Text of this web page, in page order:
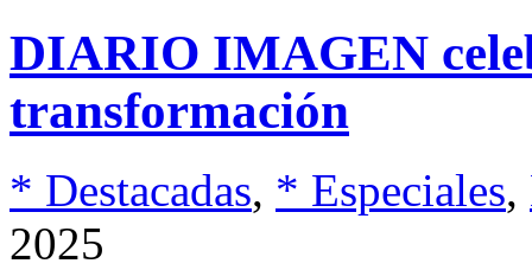
DIARIO IMAGEN
transformación
* Destacadas, * Especiales,
2025